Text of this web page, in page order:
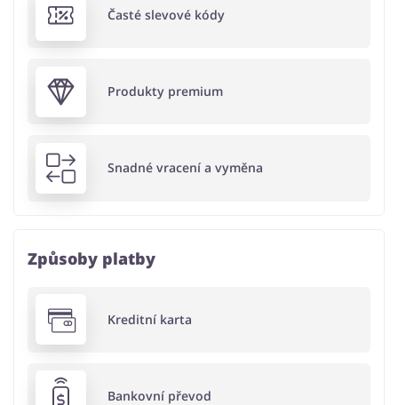
Časté slevové kódy
Produkty premium
Snadné vracení a vyměna
Způsoby platby
Kreditní karta
Bankovní převod